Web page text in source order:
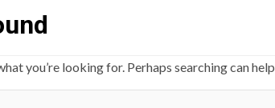
you’re looking for. Perhaps searching can help.